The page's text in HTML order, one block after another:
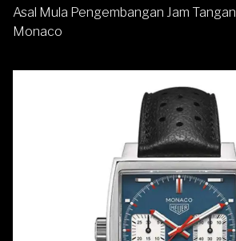
Asal Mula Pengembangan Jam Tangan
Monaco